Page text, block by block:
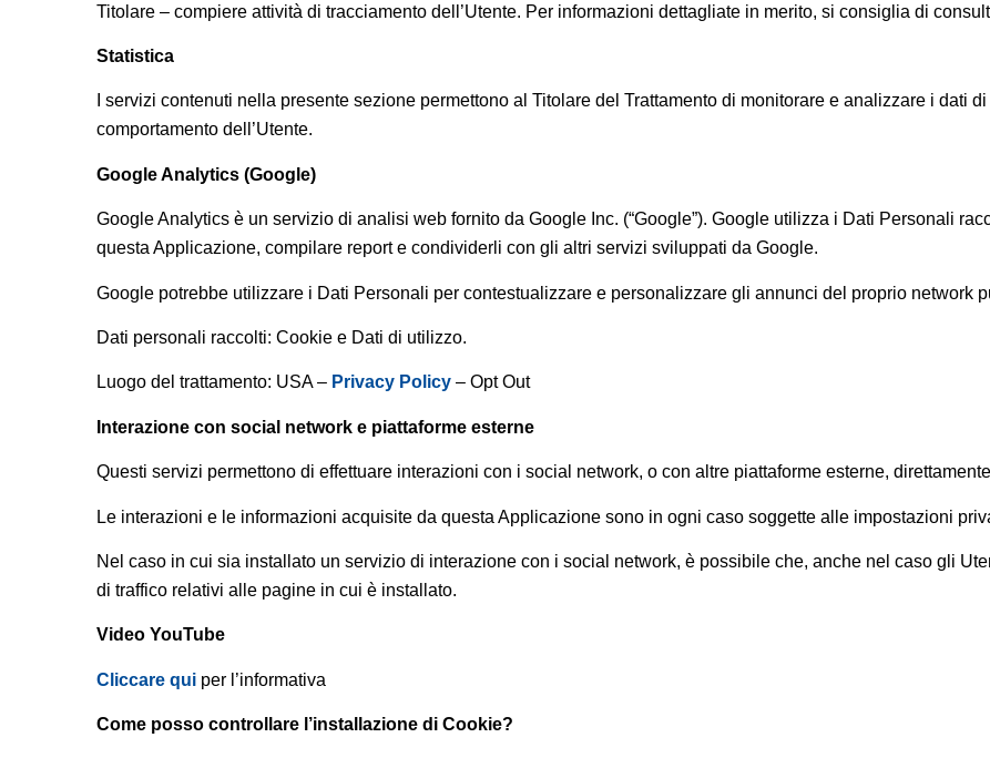
Titolare – compiere attività di tracciamento dell’Utente. Per informazioni dettagliate in merito, si consiglia di
Statistica
I servizi contenuti nella presente sezione permettono al Titolare del Trattamento di monitorare e analizzare i dati
comportamento dell’Utente.
Google Analytics (Google)
Google Analytics è un servizio di analisi web fornito da Google Inc. (“Google”). Google utilizza i Dati Personali
questa Applicazione, compilare report e condividerli con gli altri servizi sviluppati da Google.
Google potrebbe utilizzare i Dati Personali per contestualizzare e personalizzare gli annunci del proprio network
Dati personali raccolti: Cookie e Dati di utilizzo.
Luogo del trattamento: USA – Privacy Policy – Opt Out
Interazione con social network e piattaforme esterne
Questi servizi permettono di effettuare interazioni con i social network, o con altre piattaforme esterne,
Le interazioni e le informazioni acquisite da questa Applicazione sono in ogni caso soggette alle impostazioni
Nel caso in cui sia installato un servizio di interazione con i social network, è possibile che, anche nel caso gli
di traffico relativi alle pagine in cui è installato.
Video YouTube
Cliccare qui per l’informativa
Come posso controllare l’installazione di Cookie?